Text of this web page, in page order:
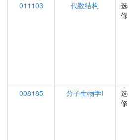
011103
代数结构
选
修
008185
分子生物学I
选
修